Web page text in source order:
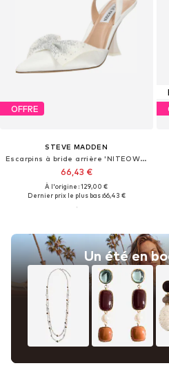
OFFRE
STEVE MADDEN
Escarpins à bride arrière 'NITEOWL-P'
66,43 €
À l'origine : 129,00 €
Dernier prix le plus bas :66,43 €
Un été en